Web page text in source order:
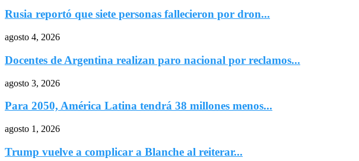
Rusia reportó que siete personas fallecieron por dron...
agosto 4, 2026
Docentes de Argentina realizan paro nacional por reclamos...
agosto 3, 2026
Para 2050, América Latina tendrá 38 millones menos...
agosto 1, 2026
Trump vuelve a complicar a Blanche al reiterar...